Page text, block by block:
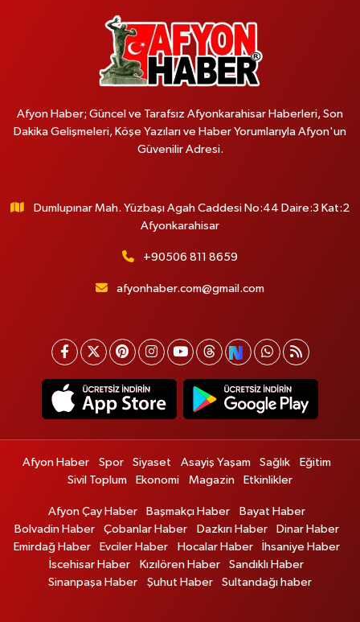
Afyon Haber; Güncel ve Tarafsız Afyonkarahisar Haberleri, Son
Dakika Gelişmeleri, Köşe Yazıları ve Haber Yorumlarıyla Afyon'un
Güvenilir Adresi.
Dumlupınar Mah. Yüzbaşı Agah Caddesi No:44 Daire:3 Kat:2
Afyonkarahisar
+90506 811 8659
afyonhaber.com@gmail.com
Afyon Haber Spor Siyaset Asayiş Yaşam Sağlık
Eğitim
Sivil Toplum
Ekonomi Magazin Etkinlikler
Afyon Çay Haber Başmakçı Haber
Bayat Haber
Bolvadin Haber
Çobanlar Haber Dazkırı Haber
Dinar Haber
Emirdağ Haber
Evciler Haber Hocalar Haber
İhsaniye Haber
İscehisar Haber
Kızılören Haber
Sandıklı Haber
Sinanpaşa Haber
Şuhut Haber Sultandağı haber